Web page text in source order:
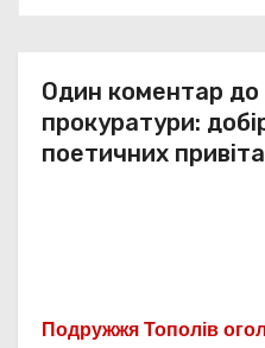
Один коментар до
прокуратури:
поетичних
Подружжя Тополів